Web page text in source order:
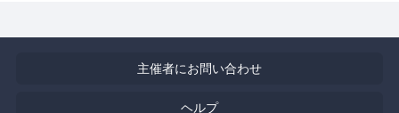
主催者にお問い合わせ
ヘルプ